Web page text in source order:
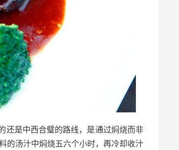
还是中西合璧的路线，是通过焖烧而非
的汤汁中焖烧五六个小时，再冷却收汁